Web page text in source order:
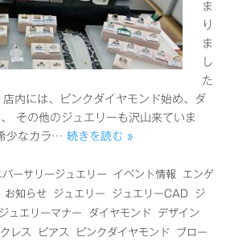
ま
り
ま
し
た
内には、ピンクダイヤモンド始め、ダ
その他のジュエリーも沢山来ていま
なカラ… 続きを読む »
バーサリージュエリー イベント情報
エンゲ
お知らせ ジュエリー ジュエリーCAD
ジ
ジュエリーマナー ダイヤモンド
デザイン
レス ピアス ピンクダイヤモンド
ブロー